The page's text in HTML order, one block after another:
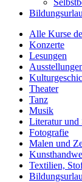
Alle Kurse
Konzerte
Lesungen
Theater
Tanz
Musik
Literatur und
Fotografie
Malen und
Textilien,